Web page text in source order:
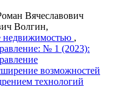
Вячеславович
Волгин,
недвижимостью ,
№ 1 (2023):
возможностей
технологий